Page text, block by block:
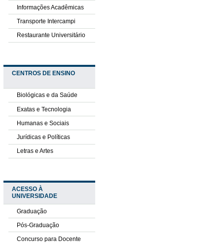
Informações Acadêmicas
Transporte Intercampi
Restaurante Universitário
CENTROS DE ENSINO
Biológicas e da Saúde
Exatas e Tecnologia
Humanas e Sociais
Jurídicas e Políticas
Letras e Artes
ACESSO À
UNIVERSIDADE
Graduação
Pós-Graduação
Concurso para Docente